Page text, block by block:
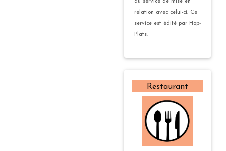
du service de mise en
relation avec celui-ci. Ce
service est édité par Hop-
Plats.
Restaurant